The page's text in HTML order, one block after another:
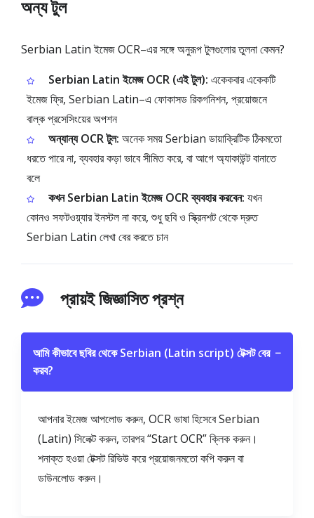
অন্য টুল
Serbian Latin ইমেজ OCR–এর সঙ্গে অনুরূপ টুলগুলোর তুলনা কেমন?
Serbian Latin ইমেজ OCR (এই টুল): একেকবার একেকটি
ইমেজ ফ্রি, Serbian Latin–এ ফোকাসড রিকগনিশন, প্রয়োজনে
বাল্ক প্রসেসিংয়ের অপশন
অন্যান্য OCR টুল: অনেক সময় Serbian ডায়াক্রিটিক ঠিকমতো
ধরতে পারে না, ব্যবহার কড়া ভাবে সীমিত করে, বা আগে অ্যাকাউন্ট বানাতে
বলে
কখন Serbian Latin ইমেজ OCR ব্যবহার করবেন: যখন
কোনও সফটওয়্যার ইনস্টল না করে, শুধু ছবি ও স্ক্রিনশট থেকে দ্রুত
Serbian Latin লেখা বের করতে চান
প্রায়ই জিজ্ঞাসিত প্রশ্ন
আমি কীভাবে ছবির থেকে Serbian (Latin script) টেক্সট বের
করব?
−
আপনার ইমেজ আপলোড করুন, OCR ভাষা হিসেবে Serbian
(Latin) সিলেক্ট করুন, তারপর “Start OCR” ক্লিক করুন।
শনাক্ত হওয়া টেক্সট রিভিউ করে প্রয়োজনমতো কপি করুন বা
ডাউনলোড করুন।